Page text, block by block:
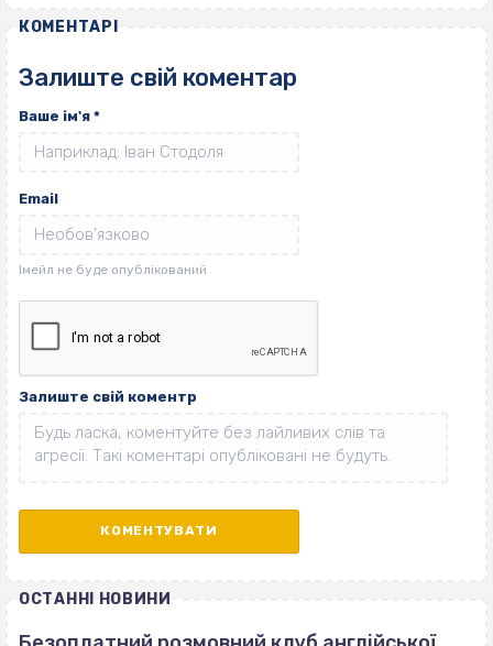
КОМЕНТАРІ
Залиште свій коментар
Ваше ім'я *
Email
Залиште свій коментр
ОСТАННІ НОВИНИ